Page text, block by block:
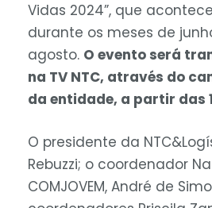
Vidas 2024”, que
durante os meses de
agosto. O evento será
na TV NTC, através do
da entidade, a partir das
O presidente da
Rebuzzi; o coordenador
COMJOVEM, André de